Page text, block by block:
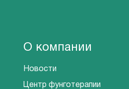
О компании
Новости
Центр фунготерапии